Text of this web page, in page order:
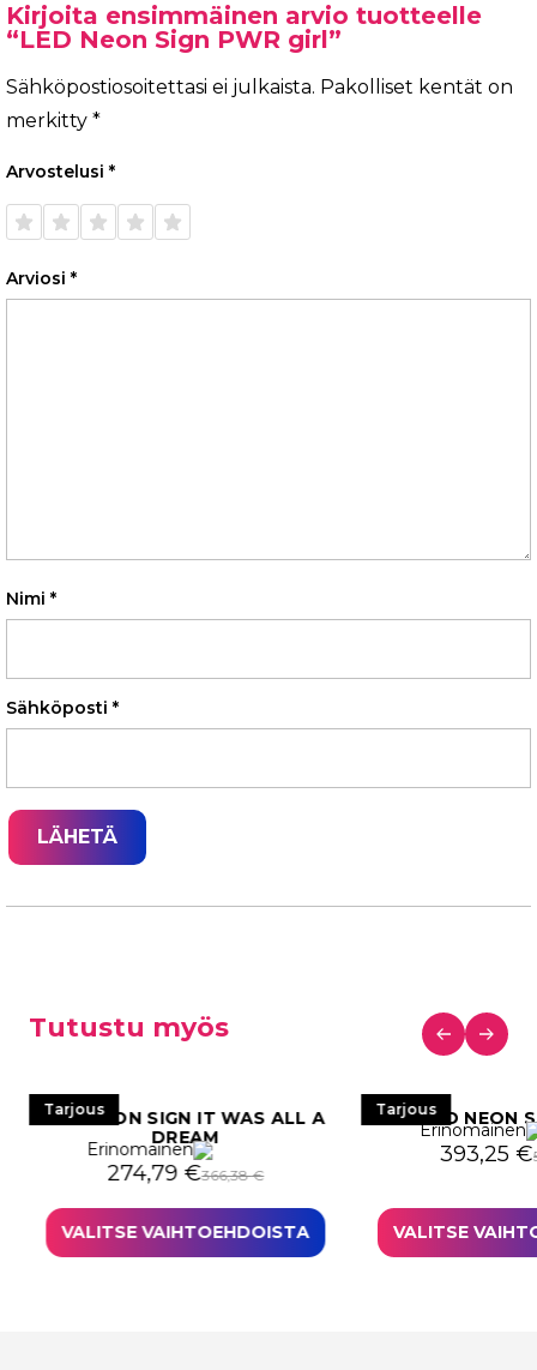
Kirjoita ensimmäinen arvio tuotteelle
“LED Neon Sign PWR girl”
Sähköpostiosoitettasi ei julkaista. Pakolliset kentät on
merkitty *
Arvostelusi *
1/5
tähteä
2/5
tähteä
3/5
tähteä
4/5
tähteä
5/5
tähteä
Arviosi *
Nimi *
Sähköposti *
Tutustu myös
578,82 €.
Tarjous
LED NEON SIGN IT WAS ALL A
DREAM
Erinomainen
366,38€
Alkuperäinen hinta oli: 366,38 €.
274,79 €
Nykyinen hinta on: 274,79 €.
VALITSE VAIHTOEHDOISTA
TarjousLED NEON
Erinomainen
393,25€
VALITSE